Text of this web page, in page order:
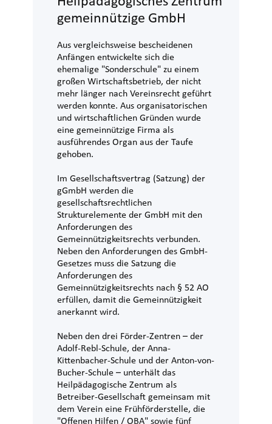
gemeinnützige GmbH
Aus vergleichsweise bescheidenen
Anfängen entwickelte sich die
ehemalige "Sonderschule" zu einem
großen Wirtschaftsbetrieb, der nicht
mehr länger nach Vereinsrecht geführt
werden konnte. Aus organisatorischen
und wirtschaftlichen Gründen wurde
eine gemeinnützige Firma als
ausführendes Organ aus der Taufe
gehoben.
Im Gesellschaftsvertrag (Satzung) der
gGmbH werden die
gesellschaftsrechtlichen
Strukturelemente der GmbH mit den
Anforderungen des
Gemeinnützigkeitsrechts verbunden.
Neben den Anforderungen des GmbH-
Gesetzes muss die Satzung die
Anforderungen des
Gemeinnützigkeitsrechts nach § 52 AO
erfüllen, damit die Gemeinnützigkeit
anerkannt wird.
Neben den drei Förder-Zentren – der
Adolf-Rebl-Schule, der Anna-
Kittenbacher-Schule und der Anton-von-
Bucher-Schule – unterhält das
Heilpädagogische Zentrum als
Betreiber-Gesellschaft gemeinsam mit
dem Verein eine Frühförderstelle, die
"Offenen Hilfen / OBA" sowie fünf